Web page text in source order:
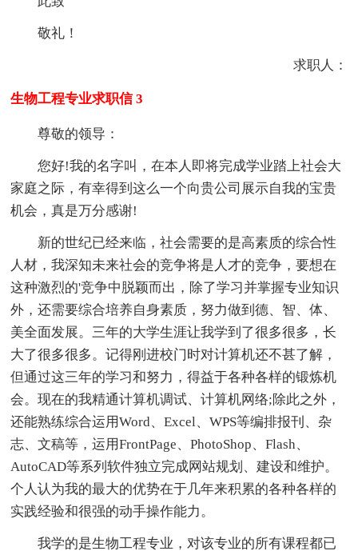
敬礼！
求职人：
生物工程专业求职信 3
尊敬的领导：
您好!我的名字叫，在本人即将完成学业踏上社会大
家庭之际，有幸得到这么一个向贵公司展示自我的宝贵
机会，真是万分感谢!
新的世纪已经来临，社会需要的是高素质的综合性
人材，我深知未来社会的竞争将是人才的竞争，要想在
这种激烈的'竞争中脱颖而出，除了学习并掌握专业知识
外，还需要综合培养自身素质，努力做到德、智、体、
美全面发展。三年的大学生涯让我学到了很多很多，长
大了很多很多。记得刚进校门时对计算机还不甚了解，
但通过这三年的学习和努力，得益于各种各样的锻炼机
会。现在的我精通计算机调试、计算机网络;除此之外，
还能熟练综合运用Word、Excel、WPS等编排报刊、杂
志、文稿等，运用FrontPage、PhotoShop、Flash、
AutoCAD等系列软件独立完成网站规划、建设和维护。
个人认为我的最大的优势在于几年来积累的各种各样的
实践经验和很强的动手操作能力。
我学的是生物工程专业，对该专业的所有课程都已